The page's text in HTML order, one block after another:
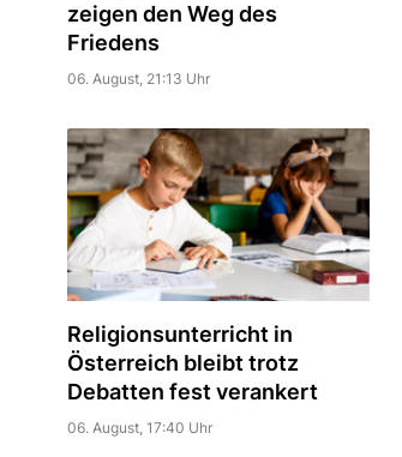
zeigen den Weg des
Friedens
06. August, 21:13 Uhr
Religionsunterricht in
Österreich bleibt trotz
Debatten fest verankert
06. August, 17:40 Uhr